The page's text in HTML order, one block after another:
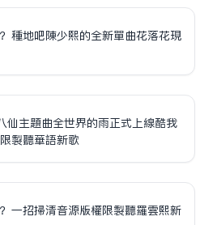
種地吧陳少熙的全新單曲花落花現
仙主題曲全世界的雨正式上線酷我
制聽華語新歌
一招掃清音源版權限制聽羅雲熙新